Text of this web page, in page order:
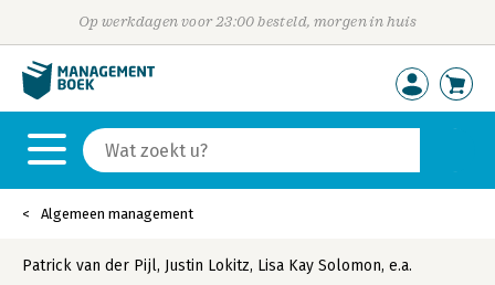
Op werkdagen voor 23:00 besteld, morgen in huis
Algemeen management
Patrick van der Pijl, Justin Lokitz, Lisa Kay Solomon, e.a.